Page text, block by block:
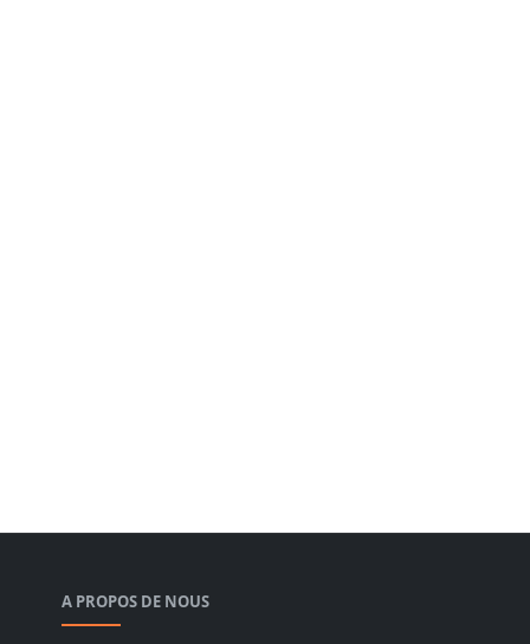
A PROPOS DE NOUS